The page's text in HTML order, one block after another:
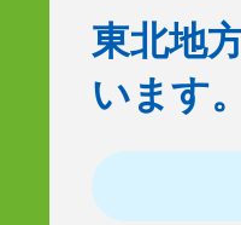
東北地
います